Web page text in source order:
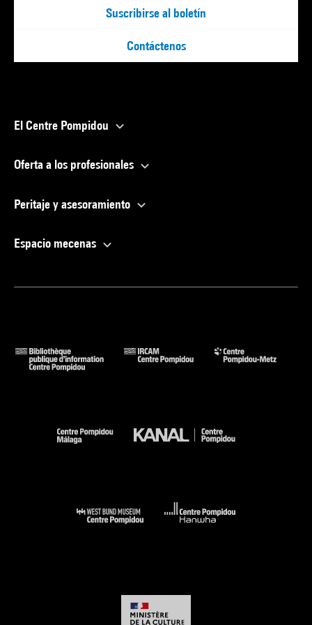
Suscribirse al boletín
Contáctenos
El Centre Pompidou
Oferta a los profesionales
Peritaje y asesoramiento
Espacio mecenas